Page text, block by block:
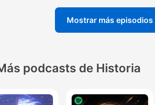
Mostrar más episodios
podcasts de Historia